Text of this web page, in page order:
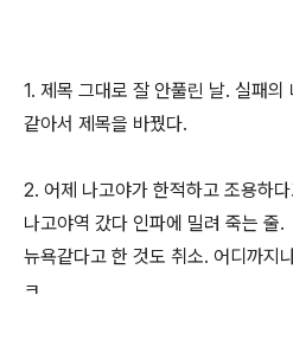
1. 제목 그대로 잘 안풀린 날. 실패
같아서 제목을 바꿨다.
2. 어제 나고야가 한적하고 조용하
나고야역 갔다 인파에 밀려 죽는 줄.
뉴욕같다고 한 것도 취소. 어디까지
ㅋ